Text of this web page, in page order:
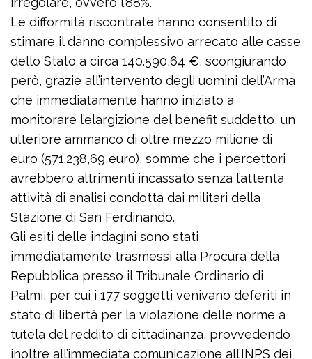
Le difformità riscontrate hanno consentito di
stimare il danno complessivo arrecato alle casse
dello Stato a circa 140.590,64 €, scongiurando
però, grazie all’intervento degli uomini dell’Arma
che immediatamente hanno iniziato a
monitorare l’elargizione del benefit suddetto, un
ulteriore ammanco di oltre mezzo milione di
euro (571.238,69 euro), somme che i percettori
avrebbero altrimenti incassato senza l’attenta
attività di analisi condotta dai militari della
Stazione di San Ferdinando.
Gli esiti delle indagini sono stati
immediatamente trasmessi alla Procura della
Repubblica presso il Tribunale Ordinario di
Palmi, per cui i 177 soggetti venivano deferiti in
stato di libertà per la violazione delle norme a
tutela del reddito di cittadinanza, provvedendo
inoltre all’immediata comunicazione all’INPS dei